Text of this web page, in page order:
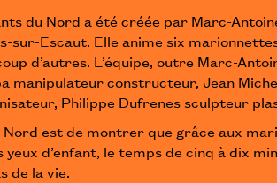
du Nord a été créée par Marc-
sur-Escaut. Elle anime six
d’autres. L’équipe, outre Marc-
manipulateur constructeur, Jean
Philippe Dufrenes sculpteur
est de montrer que grâce aux
d’enfant, le temps de cinq à dix
de la vie.